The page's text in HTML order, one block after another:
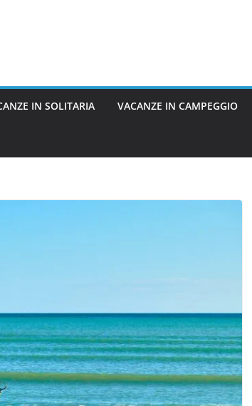
IN SOLITARIA VACANZE IN CAMPEGGIO